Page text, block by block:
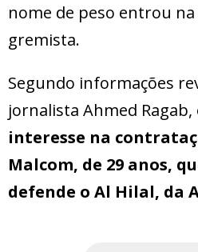
nome de peso entrou
gremista.
Segundo informações
jornalista Ahmed Ragab,
interesse na
Malcom, de 29 anos,
defende o Al Hilal, da